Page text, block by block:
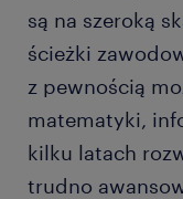
są na szeroką
ścieżki
z pewnością
matematyki,
kilku latach
trudno